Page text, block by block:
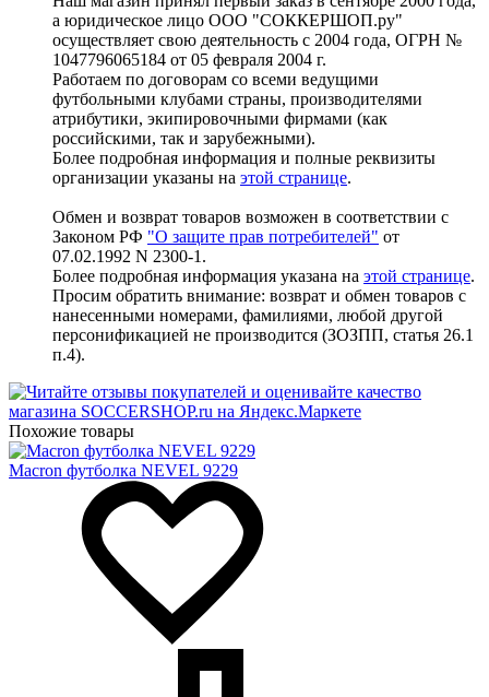
а юридическое лицо ООО "СОККЕРШОП.ру"
осуществляет свою деятельность с 2004 года, ОГРН №
1047796065184 от 05 февраля 2004 г.
Работаем по договорам со всеми ведущими
футбольными клубами страны, производителями
атрибутики, экипировочными фирмами (как
российскими, так и зарубежными).
Более подробная информация и полные реквизиты
организации указаны на этой странице.
Обмен и возврат товаров возможен в соответствии с
Законом РФ "О защите прав потребителей" от
07.02.1992 N 2300-1.
Более подробная информация указана на этой странице.
Просим обратить внимание: возврат и обмен товаров с
нанесенными номерами, фамилиями, любой другой
персонификацией не производится (ЗОЗПП, статья 26.1
п.4).
Похожие товары
Macron футболка NEVEL 9229